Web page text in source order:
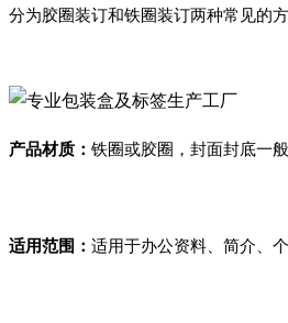
分为胶圈装订和铁圈装订两种常见的
产品材质： 铁圈或胶圈，封面封底一
适用范围： 适用于办公资料、简介、